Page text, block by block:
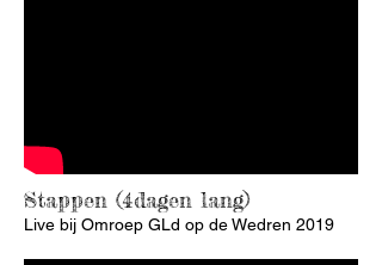
Stappen (4dagen lang)
Live bij Omroep GLd op de Wedren 2019